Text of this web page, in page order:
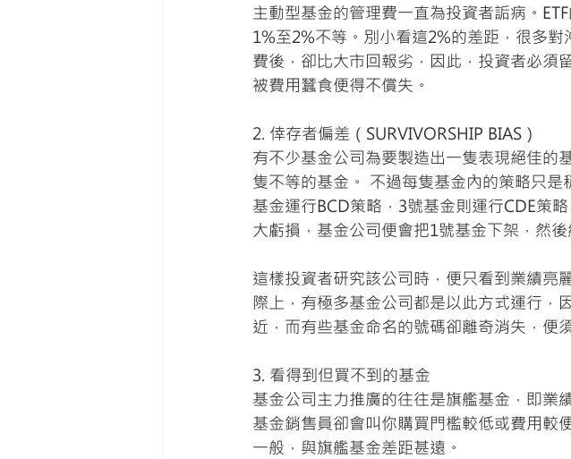
主動型基金的管理費一直為投資者詬病。
1%至2%不等。別小看這2%的差距，很多
費後，卻比大市回報劣，因此，投資者必須
被費用蠶食便得不償失。
2. 倖存者偏差（SURVIVORSHIP BIAS）
有不少基金公司為要製造出一隻表現絕佳的
隻不等的基金。 不過每隻基金內的策略只
基金運行BCD策略，3號基金則運行CDE策
大虧損，基金公司便會把1號基金下架，然
這樣投資者研究該公司時，便只看到業績亮
際上，有極多基金公司都是以此方式運行，
近，而有些基金命名的號碼卻離奇消失，便
3. 看得到但買不到的基金
基金公司主力推廣的往往是旗艦基金，即業
基金銷售員卻會叫你購買門檻較低或費用較
一般，與旗艦基金差距甚遠。